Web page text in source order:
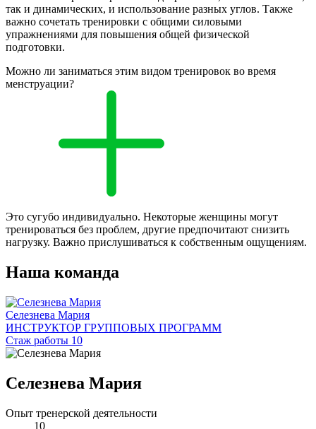
так и динамических, и использование разных углов. Также
важно сочетать тренировки с общими силовыми
упражнениями для повышения общей физической
подготовки.
Можно ли заниматься этим видом тренировок во время
менструации?
Это сугубо индивидуально. Некоторые женщины могут
тренироваться без проблем, другие предпочитают снизить
нагрузку. Важно прислушиваться к собственным ощущениям.
Наша команда
Селезнева Мария
ИНСТРУКТОР ГРУППОВЫХ ПРОГРАММ
Стаж работы 10
Селезнева Мария
Опыт тренерской деятельности
10